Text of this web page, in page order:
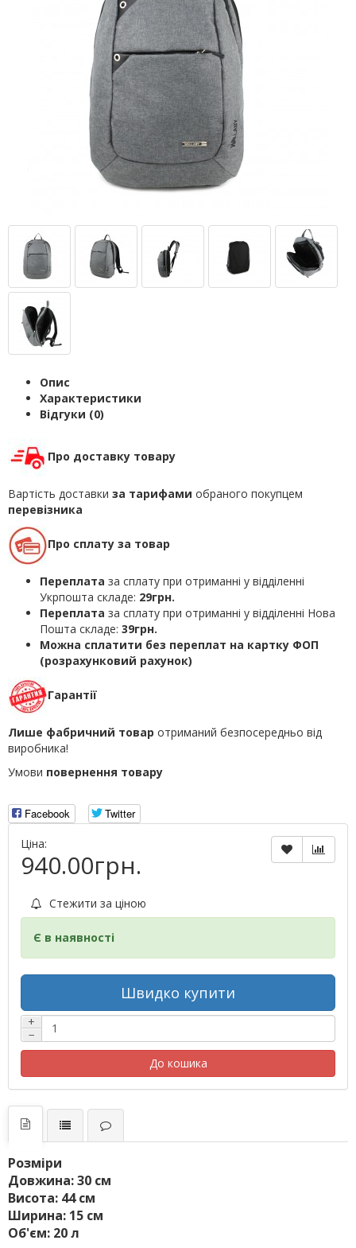
Опис
Характеристики
Відгуки (0)
Про доставку товару
Вартість доставки за тарифами обраного покупцем
перевізника
Про сплату за товар
Переплата за сплату при отриманні у відділенні
Укрпошта складе: 29грн.
Переплата за сплату при отриманні у відділенні Нова
Пошта складе: 39грн.
Можна сплатити без переплат на картку ФОП
(розрахунковий рахунок)
Гарантії
Лише фабричний товар отриманий безпосередньо від
виробника!
Умови повернення товару
Facebook
Twitter
Ціна:
940.00грн.
Стежити за ціною
Є в наявності
Швидко купити
+
−
До кошика
Розміри
Довжина: 30 см
Висота: 44 см
Ширина: 15 см
Об'єм: 20 л